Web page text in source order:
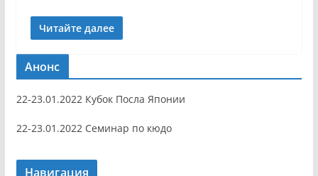
Читайте далее
Анонс
22-23.01.2022 Кубок Посла Японии
22-23.01.2022 Семинар по кюдо
Навигация